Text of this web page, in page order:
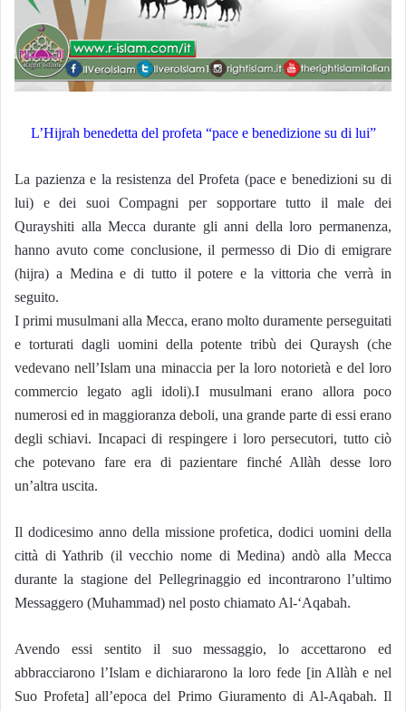
L’Hijrah benedetta del profeta “pace e benedizione su di lui”
La pazienza e la resistenza del Profeta (pace e benedizioni su di
lui) e dei suoi Compagni per sopportare tutto il male dei
Qurayshiti alla Mecca durante gli anni della loro permanenza,
hanno avuto come conclusione, il permesso di Dio di emigrare
(hijra) a Medina e di tutto il potere e la vittoria che verrà in
seguito.
I primi musulmani alla Mecca, erano molto duramente perseguitati
e torturati dagli uomini della potente tribù dei Quraysh (che
vedevano nell’Islam una minaccia per la loro notorietà e del loro
commercio legato agli idoli).I musulmani erano allora poco
numerosi ed in maggioranza deboli, una grande parte di essi erano
degli schiavi. Incapaci di respingere i loro persecutori, tutto ciò
che potevano fare era di pazientare finché Allàh desse loro
un’altra uscita.
Il dodicesimo anno della missione profetica, dodici uomini della
città di Yathrib (il vecchio nome di Medina) andò alla Mecca
durante la stagione del Pellegrinaggio ed incontrarono l’ultimo
Messaggero (Muhammad) nel posto chiamato Al-‘Aqabah.
Avendo essi sentito il suo messaggio, lo accettarono ed
abbracciarono l’Islam e dichiararono la loro fede [in Allàh e nel
Suo Profeta] all’epoca del Primo Giuramento di Al-Aqabah. Il